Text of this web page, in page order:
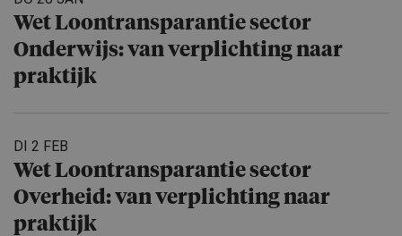
Wet Loontrans­pa­rantie sector
Onderwijs: van verplich­ting naar
praktijk
DI 2 FEB
Wet Loontrans­pa­rantie sector
Overheid: van verplich­ting naar
praktijk